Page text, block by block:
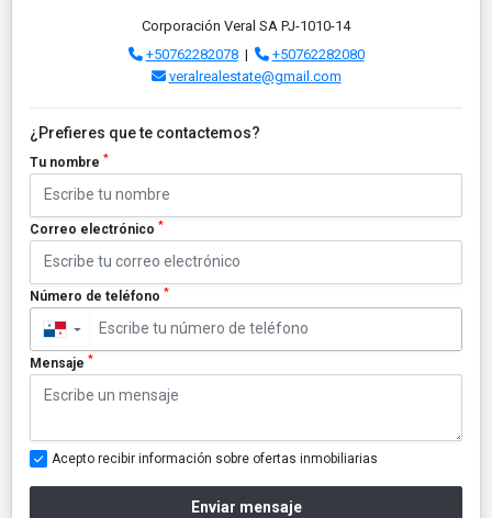
Corporación Veral SA PJ-1010-14
+50762282078|
+50762282080
veralrealestate@gmail.com
¿Prefieres que te contactemos?
Tu nombre *
Correo electrónico *
Número de teléfono *
▼
Mensaje *
Acepto recibir información sobre ofertas inmobiliarias
Enviar mensaje